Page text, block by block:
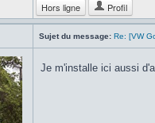
Hors ligne Profil
Sujet du message: Re: [VW
Je m'installe ici aussi